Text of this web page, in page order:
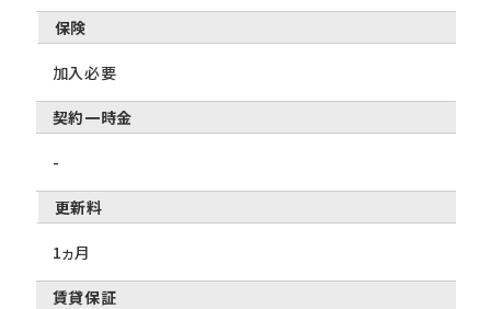
保険
加入必要
契約一時金
-
更新料
1ヵ月
賃貸保証